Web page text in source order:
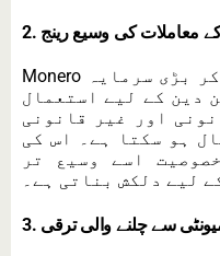
کے معاملات کی وسیع رینج
Monero کو چھوٹی خریداریوں سے لے کر بڑی سرمایہ
دین کے لیے استعمال
اور غیر قانونی
ہو سکتا ہے۔ اس کی
اسے وسیع تر
لیے دلکش بناتی ہے۔
سے چلنے والی ترقی